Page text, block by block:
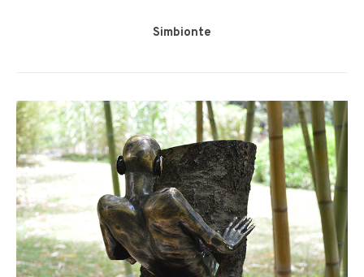
Simbionte